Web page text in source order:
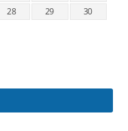
28 29
30